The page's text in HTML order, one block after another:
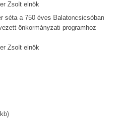
Zsolt elnök
séta a 750 éves Balatoncsicsóban
önkormányzati programhoz
Zsolt elnök